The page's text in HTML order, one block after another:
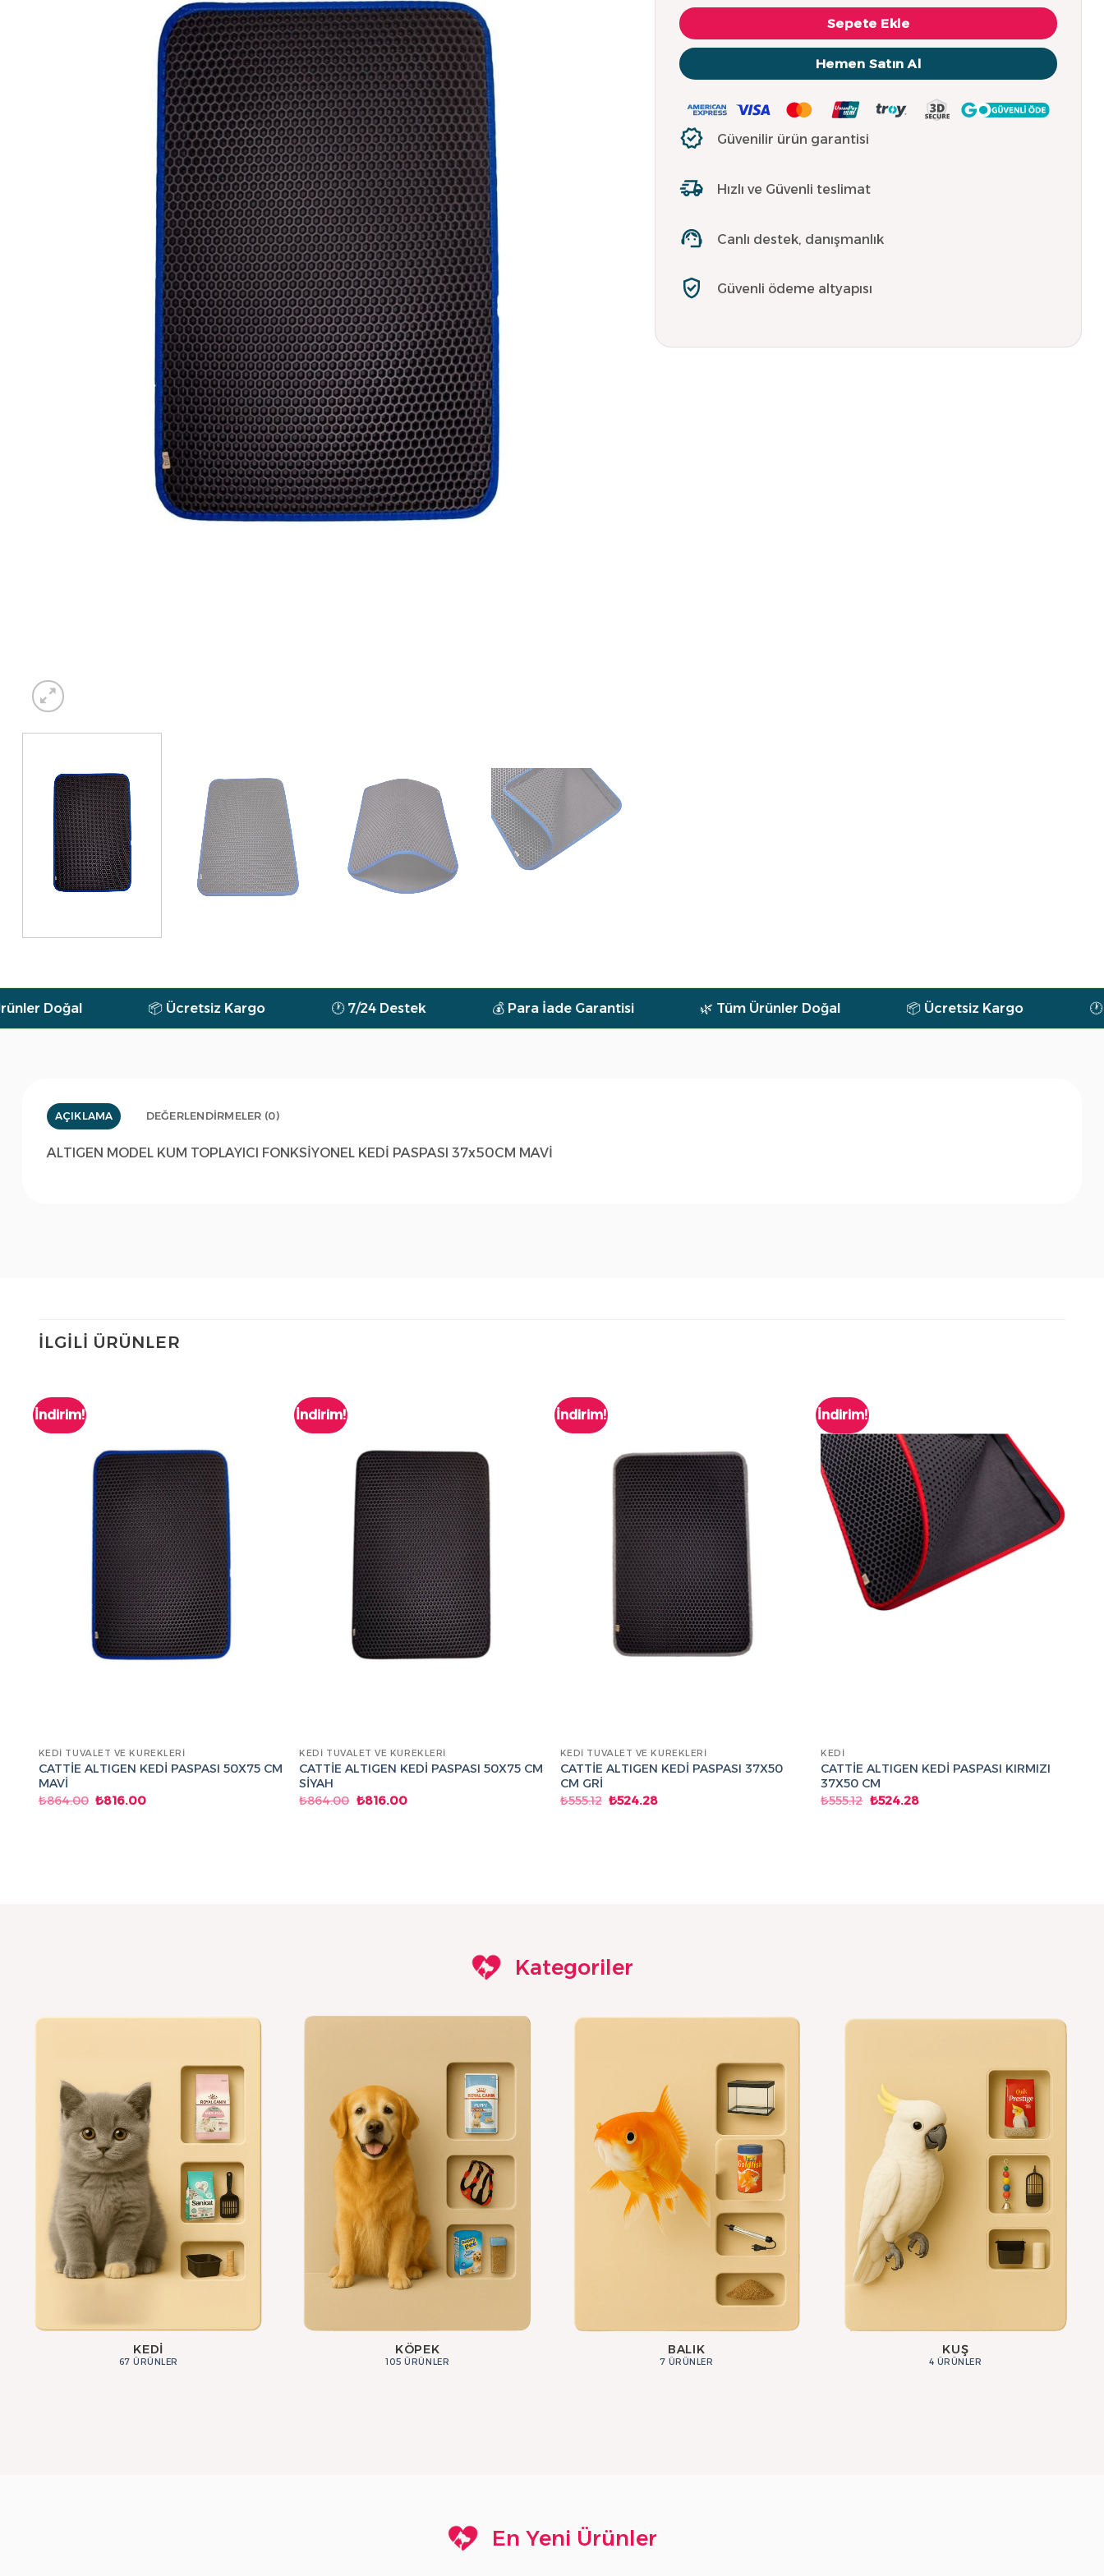
Sepete Ekle
Hemen Satın Al
Güvenilir ürün garantisi
Hızlı ve Güvenli teslimat
Canlı destek, danışmanlık
Güvenli ödeme altyapısı
📦 Ücretsiz Kargo 🕐 7/24 Destek 💰 Para İade Garantisi 🌿 Tüm Ürünler Doğal 📦 Ücretsiz Kargo 🕐 7/24 Destek
AÇIKLAMA DEĞERLENDIRMELER (0)
ALTIGEN MODEL KUM TOPLAYICI FONKSİYONEL KEDİ PASPASI 37x50CM MAVİ
İLGILI ÜRÜNLER
İndirim!
KEDI TUVALET VE KÜREKLERI
CATTİE ALTIGEN KEDİ PASPASI 50X75 CM
MAVİ
₺864.00 Orijinal
₺816.00Şu
İndirim!
KEDI TUVALET VE KÜREKLERI
CATTİE ALTIGEN KEDİ PASPASI 50X75 CM
SİYAH
₺864.00 Orijinal
₺816.00Şu
İndirim!
KEDI TUVALET VE KÜREKLERI
CATTİE ALTIGEN KEDİ PASPASI 37X50
CM GRİ
₺555.12 Orijinal
₺524.28Şu
İndirim!
KEDI
CATTİE ALTIGEN KEDİ PASPASI KIRMIZI
37X50 CM
₺555.12 Orijinal
₺524.28Şu
Kategoriler
KEDI
67 ÜRÜNLER
KÖPEK
105 ÜRÜNLER
BALIK
7 ÜRÜNLER
KUŞ
4 ÜRÜNLER
En Yeni Ürünler